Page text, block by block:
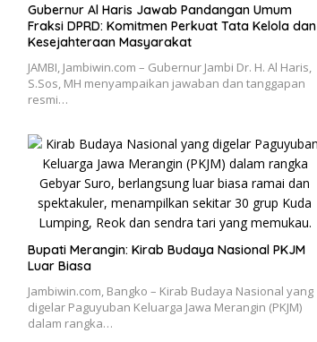
Gubernur Al Haris Jawab Pandangan Umum
Fraksi DPRD: Komitmen Perkuat Tata Kelola dan
Kesejahteraan Masyarakat
JAMBI, Jambiwin.com – Gubernur Jambi Dr. H. Al Haris,
S.Sos, MH menyampaikan jawaban dan tanggapan
resmi…
Bupati Merangin: Kirab Budaya Nasional PKJM
Luar Biasa
Jambiwin.com, Bangko – Kirab Budaya Nasional yang
digelar Paguyuban Keluarga Jawa Merangin (PKJM)
dalam rangka…